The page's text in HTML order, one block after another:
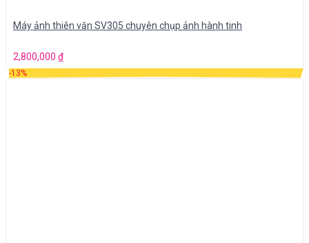
Máy ảnh thiên văn SV305 chuyên chụp ảnh hành tinh
2,800,000 ₫
-13%